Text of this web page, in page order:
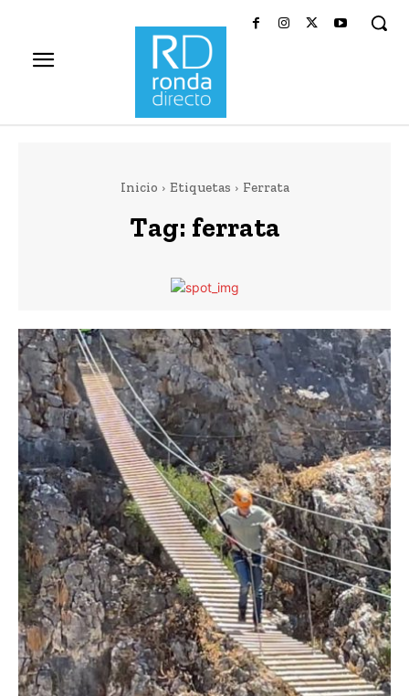
Inicio Etiquetas Ferrata
Tag: ferrata